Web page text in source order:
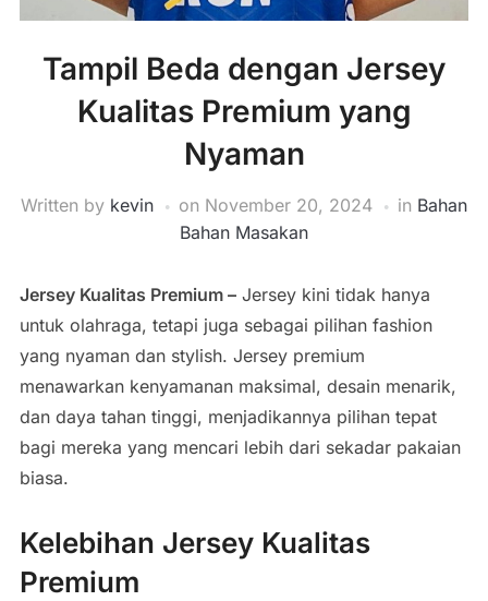
Tampil Beda dengan Jersey
Kualitas Premium yang
Nyaman
Written by kevin on November 20, 2024 in Bahan
Bahan Masakan
Jersey Kualitas Premium –Jersey kini tidak hanya
untuk olahraga, tetapi juga sebagai pilihan fashion
yang nyaman dan stylish. Jersey premium
menawarkan kenyamanan maksimal, desain menarik,
dan daya tahan tinggi, menjadikannya pilihan tepat
bagi mereka yang mencari lebih dari sekadar pakaian
biasa.
Kelebihan Jersey Kualitas
Premium